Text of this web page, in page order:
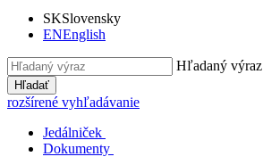
SKSlovensky
ENEnglish
Hľadaný výraz
Hľadať
rozšírené vyhľadávanie
Jedálniček
Dokumenty